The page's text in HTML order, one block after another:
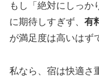
もし「絶対にしっか
に期待しすぎず、 有
が満足度は高いはず
私なら、宿は快適さ